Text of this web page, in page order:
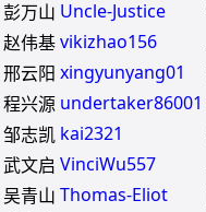
彭万山 Uncle-Justice
赵伟基vikizhao156
邢云阳 xingyunyang01
程兴源 undertaker86001
邹志凯 kai2321
武文启 VinciWu557
吴青山 Thomas-Eliot